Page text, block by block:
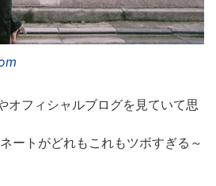
オフィシャルブログを見ていて思
ートがどれもこれもツボすぎる～